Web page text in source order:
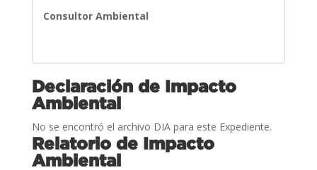
Consultor Ambiental
Declaración de Impacto
Ambiental
No se encontró el archivo DIA para este Expediente.
Relatorio de Impacto
Ambiental